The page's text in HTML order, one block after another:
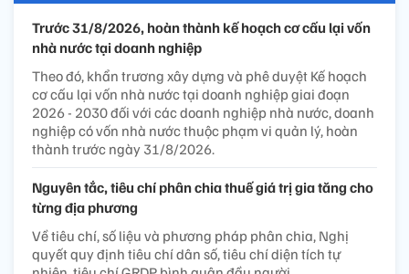
Trước 31/8/2026, hoàn thành kế hoạch cơ cấu lại vốn
nhà nước tại doanh nghiệp
Theo đó, khẩn trương xây dựng và phê duyệt Kế hoạch
cơ cấu lại vốn nhà nước tại doanh nghiệp giai đoạn
2026 - 2030 đối với các doanh nghiệp nhà nước, doanh
nghiệp có vốn nhà nước thuộc phạm vi quản lý, hoàn
thành trước ngày 31/8/2026.
Nguyên tắc, tiêu chí phân chia thuế giá trị gia tăng cho
từng địa phương
Về tiêu chí, số liệu và phương pháp phân chia, Nghị
quyết quy định tiêu chí dân số, tiêu chí diện tích tự